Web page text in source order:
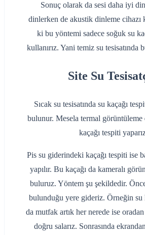
Sonuç olarak da sesi daha iyi
dinlerken de akustik dinleme cihazı
ki bu yöntemi sadece soğuk su
kullanırız. Yani temiz su tesisatında
Site Su
Sıcak su tesisatında su kaçağı
bulunur. Mesela termal görüntüleme
kaçağı tespiti
Pis su giderindeki kaçağı tespiti ise
yapılır. Bu kaçağı da kameralı
buluruz. Yöntem şu şekildedir.
bulunduğu yere gideriz. Örneğin su
da mutfak artık her nerede ise oradan
doğru salarız. Sonrasında